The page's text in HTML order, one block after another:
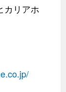
カリアホ